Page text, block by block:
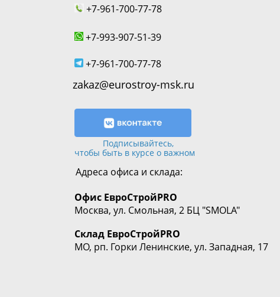
+7-961-700-77-78
+7-993-907-51-39
+7-961-700-77-78
zakaz@eurostroy-msk.ru
Подписывайтесь,
чтобы быть в курсе о важном
Адреса офиса и склада:
Офис ЕвроСтройPRO
Москва, ул. Смольная, 2 БЦ "SMOLA"
Склад ЕвроСтройPRO
МО, рп. Горки Ленинские, ул. Западная, 17